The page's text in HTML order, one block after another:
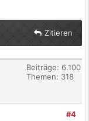
Zitieren
Beiträge: 6.100
Themen: 318
#4